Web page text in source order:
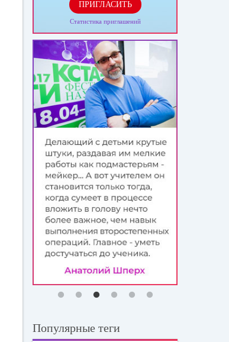
ПРИГЛАСИТЬ
Статистика приглашений
Популярные теги